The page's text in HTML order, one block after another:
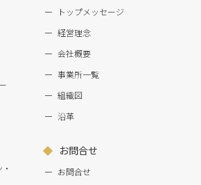
トップメッセージ
経営理念
会社概要
事業所一覧
組織図
沿革
お問合せ
お問合せ